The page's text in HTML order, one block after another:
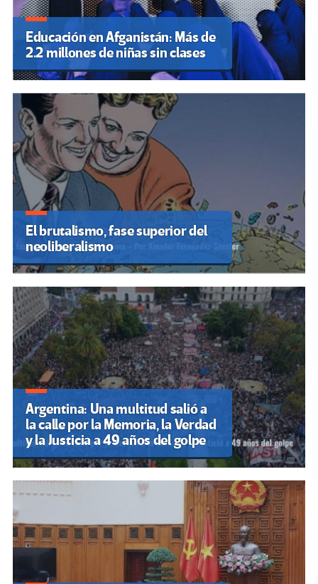
Educación en Afganistán: Más de
2.2 millones de niñas sin clases
El brutalismo, fase superior del
neoliberalismo
Argentina: Una multitud salió a
la calle por la Memoria, la Verdad
y la Justicia a 49 años del golpe